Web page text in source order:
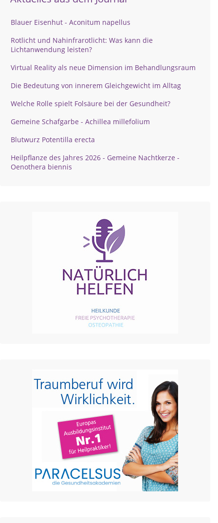
Blauer Eisenhut - Aconitum napellus
Rotlicht und Nahinfrarotlicht: Was kann die
Lichtanwendung leisten?
Virtual Reality als neue Dimension im Behandlungsraum
Die Bedeutung von innerem Gleichgewicht im Alltag
Welche Rolle spielt Folsäure bei der Gesundheit?
Gemeine Schafgarbe - Achillea millefolium
Blutwurz Potentilla erecta
Heilpflanze des Jahres 2026 - Gemeine Nachtkerze -
Oenothera biennis